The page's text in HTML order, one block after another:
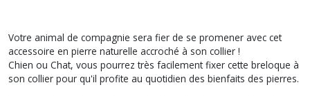
Votre animal de compagnie sera fier de se promener avec cet
accessoire en pierre naturelle accroché à son collier !
Chien ou Chat, vous pourrez très facilement fixer cette breloque à
son collier pour qu'il profite au quotidien des bienfaits des pierres.